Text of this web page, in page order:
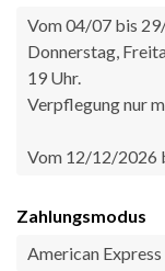
Vom 04/07 bis
Donnerstag,
19 Uhr.
Verpflegung nur
Vom 12/12/2026
Zahlungsmodus
American Express